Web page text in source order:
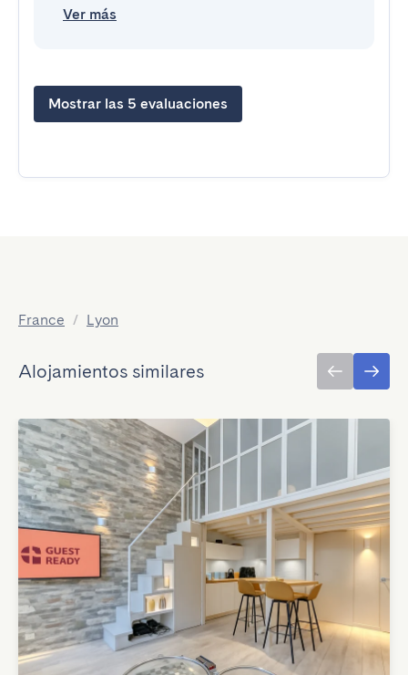
Ver más
Mostrar las 5 evaluaciones
France / Lyon
Alojamientos similares